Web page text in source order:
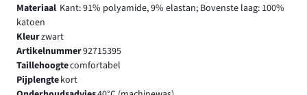
Materiaal Kant: 91% polyamide, 9% elastan; Bovenste laag: 100%
katoen
Kleurzwart
Artikelnummer92715395
Taillehoogtecomfortabel
Pijplengtekort